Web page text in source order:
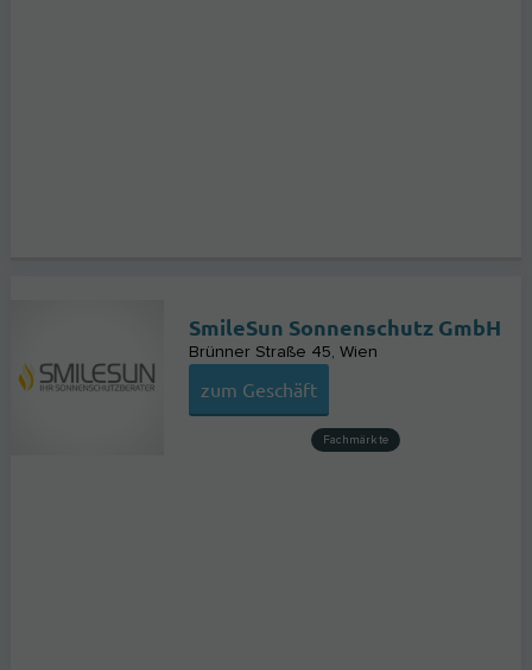
SmileSun Sonnenschutz GmbH
Brünner Straße 45 Wien
zum Geschäft
Fachmärkte